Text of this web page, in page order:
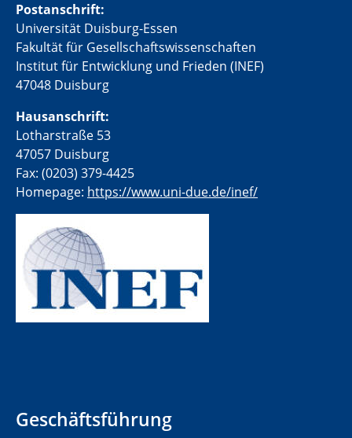
Postanschrift:
Universität Duisburg-Essen
Fakultät für Gesellschaftswissenschaften
Institut für Entwicklung und Frieden (INEF)
47048 Duisburg
Hausanschrift:
Lotharstraße 53
47057 Duisburg
Fax: (0203) 379-4425
Homepage: https://www.uni-due.de/inef/
Geschäftsführung